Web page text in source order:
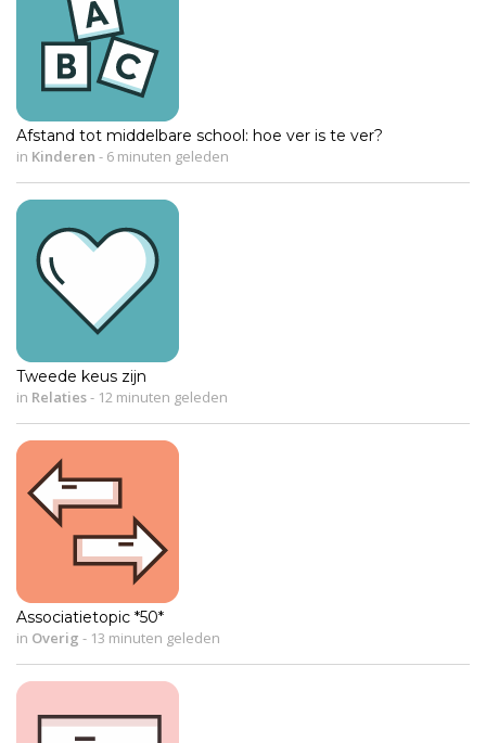
Afstand tot middelbare school: hoe ver is te ver?
in Kinderen - 6 minuten geleden
Tweede keus zijn
in Relaties- 12 minuten geleden
Associatietopic *50*
in Overig - 13 minuten geleden